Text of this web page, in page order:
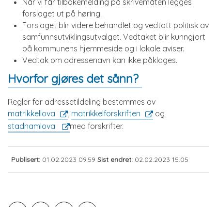
Når vi får tilbakemelding på skrivemåten legges
forslaget ut på høring.
Forslaget blir videre behandlet og vedtatt politisk av
samfunnsutviklingsutvalget. Vedtaket blir kunngjort
på kommunens hjemmeside og i lokale aviser.
Vedtak om adressenavn kan ikke påklages.
Hvorfor gjøres det sånn?
Regler for adressetildeling bestemmes av
matrikkellova
, matrikkelforskriften
og
stadnamlova
med forskrifter.
Publisert 01.02.2023 09.59 Sist endret 02.02.2023 15.05